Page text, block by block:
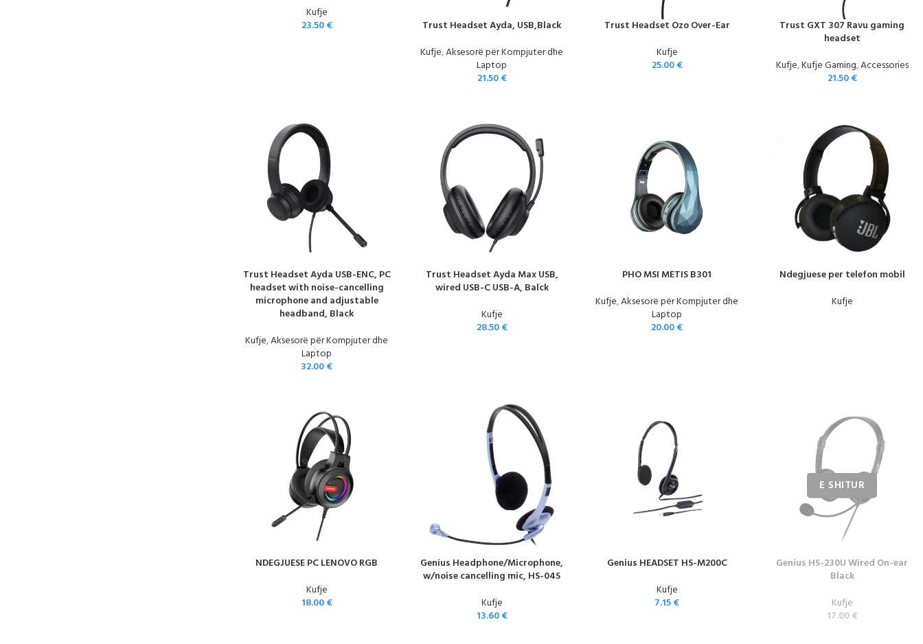
Kufje
23.50€
Trust Headset Ayda, USB,Black
Kufje,Aksesorë për Kompjuter dhe
Laptop
21.50€
Trust Headset Ozo Over-Ear
Kufje
25.00€
Trust GXT 307 Ravu gaming
headset
Kufje,Kufje Gaming,Accessories
21.50€
Trust Headset Ayda USB-ENC, PC
headset with noise-cancelling
microphone and adjustable
headband, Black
Kufje,Aksesorë për Kompjuter dhe
Laptop
32.00€
Trust Headset Ayda Max USB,
wired USB-C USB-A, Balck
Kufje
28.50€
PHO MSI METIS B301
Kufje,Aksesorë për Kompjuter dhe
Laptop
20.00€
Ndegjuese per telefon mobil
Kufje
NDEGJUESE PC LENOVO RGB
Kufje
18.00€
Genius Headphone/Microphone,
w/noise cancelling mic, HS-04S
Kufje
13.60€
Genius HEADSET HS-M200C
Kufje
7.15€
Genius HS-230U Wired On-ear
Black
Kufje
17.00€